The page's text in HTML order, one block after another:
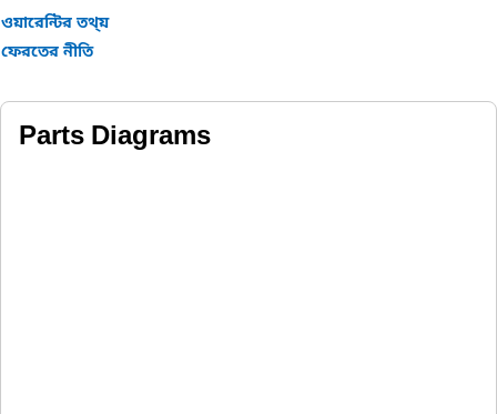
ওয়ারেন্টির তথ্য়
ফেরতের নীতি
Parts Diagrams